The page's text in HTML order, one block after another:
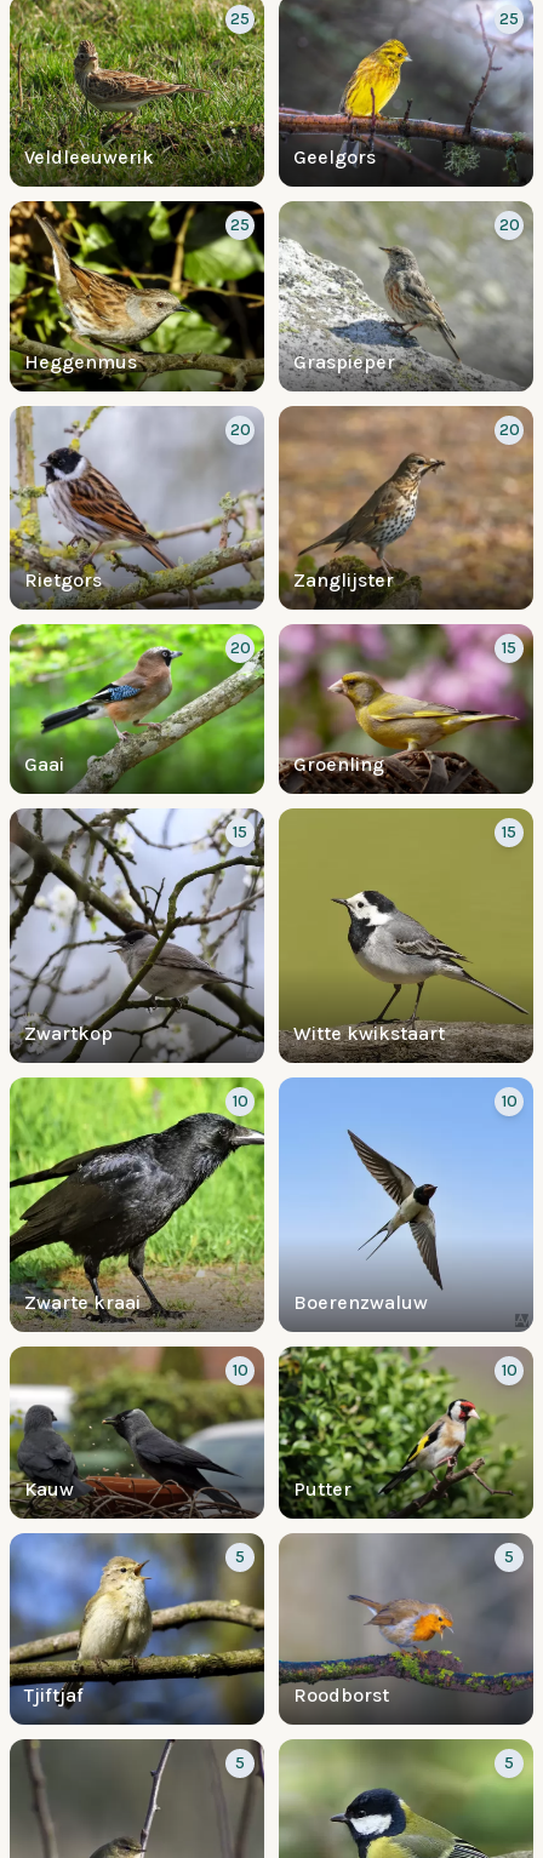
Veldleeuwerik
25
Geelgors
25
Heggenmus
25
Graspieper
20
Rietgors
20
Zanglijster
20
Gaai
20
Groenling
15
Zwartkop
15
Witte kwikstaart
15
Zwarte kraai
10
Boerenzwaluw
10
Kauw
10
Putter
10
Tjiftjaf
5
Roodborst
5
5 5